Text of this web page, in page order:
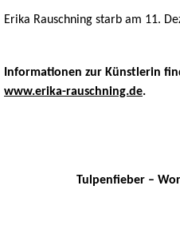
Erika Rauschning starb am 11.
Informationen zur Künstlerin
www.erika-rauschning.de.
Tulpenfieber –